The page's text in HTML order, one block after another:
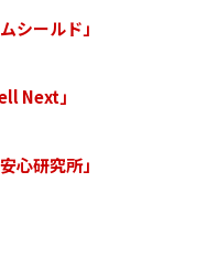
シールド」
Next」
心研究所」